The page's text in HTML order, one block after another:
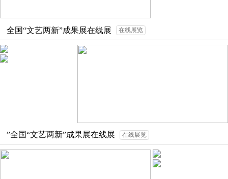
全国“文艺两新”成果展在线展 在线展览
”全国“文艺两新”成果展在线展 在线展览